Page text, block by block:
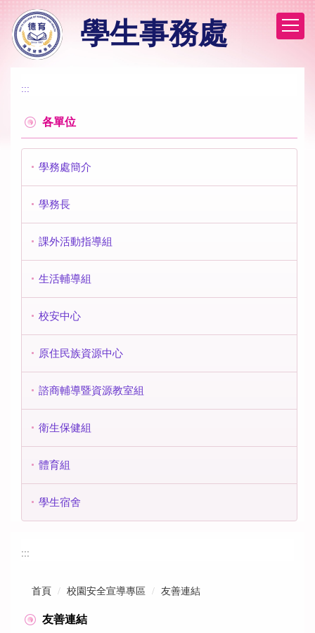
到
主
學生事務處
:::
各單位
學務處簡介
學務長
課外活動指導組
生活輔導組
校安中心
原住民族資源中心
諮商輔導暨資源教室組
衛生保健組
體育組
學生宿舍
:::
首頁 校園安全宣導專區 友善連結
友善連結